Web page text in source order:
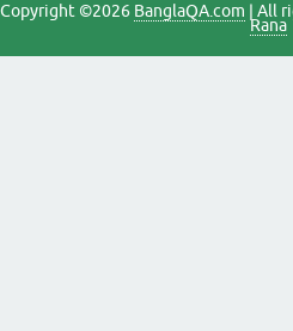
Copyright ©2026 BanglaQA.com | All
Rana